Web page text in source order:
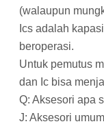
(walaupun
Ics adalah
beroperasi.
Untuk pemutus
dan Ic bisa
Q: Aksesori apa
J: Aksesori